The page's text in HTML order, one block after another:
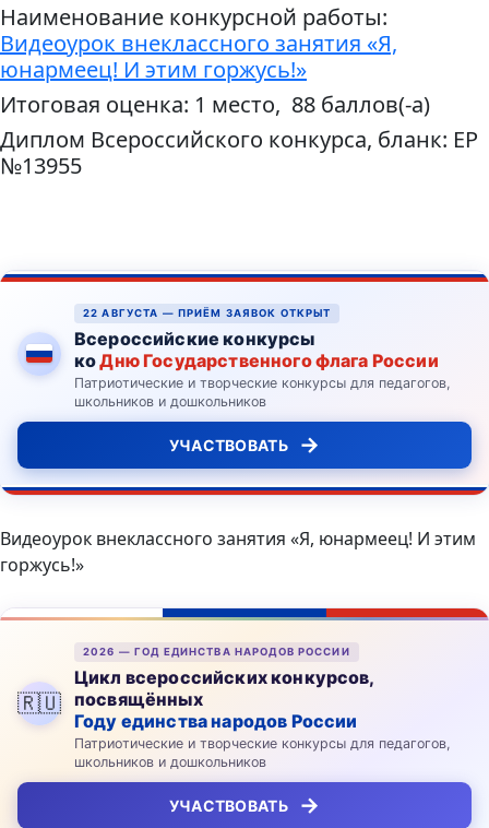
Наименование конкурсной работы:
Видеоурок внеклассного занятия «Я,
юнармеец! И этим горжусь!»
Итоговая оценка: 1 место, 88 баллов(-а)
Диплом Всероссийского конкурса, бланк: ЕР
№13955
22 АВГУСТА — ПРИЁМ ЗАЯВОК ОТКРЫТ
Всероссийские конкурсы
коДню Государственного флага России
Патриотические и творческие конкурсы для педагогов,
школьников и дошкольников
УЧАСТВОВАТЬ →
Видеоурок внеклассного занятия «Я, юнармеец! И этим
горжусь!»
🇷🇺
2026 — ГОД ЕДИНСТВА НАРОДОВ РОССИИ
Цикл всероссийских конкурсов,
посвящённых
Году единства народов России
Патриотические и творческие конкурсы для педагогов,
школьников и дошкольников
УЧАСТВОВАТЬ →